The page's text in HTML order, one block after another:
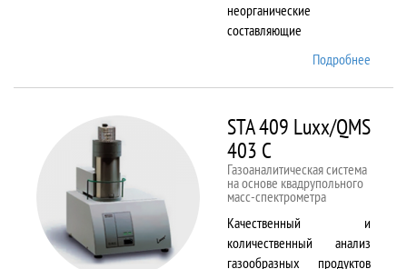
неорганические
составляющие
Подробнее
STA 409 Luxx/QMS
403 C
Газоаналитическая система
на основе квадрупольного
масс-спектрометра
Качественный и
количественный анализ
газообразных продуктов